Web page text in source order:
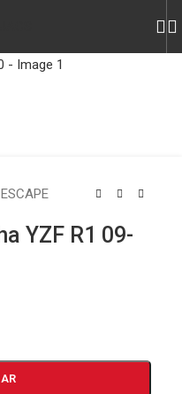
YZF R1 09-